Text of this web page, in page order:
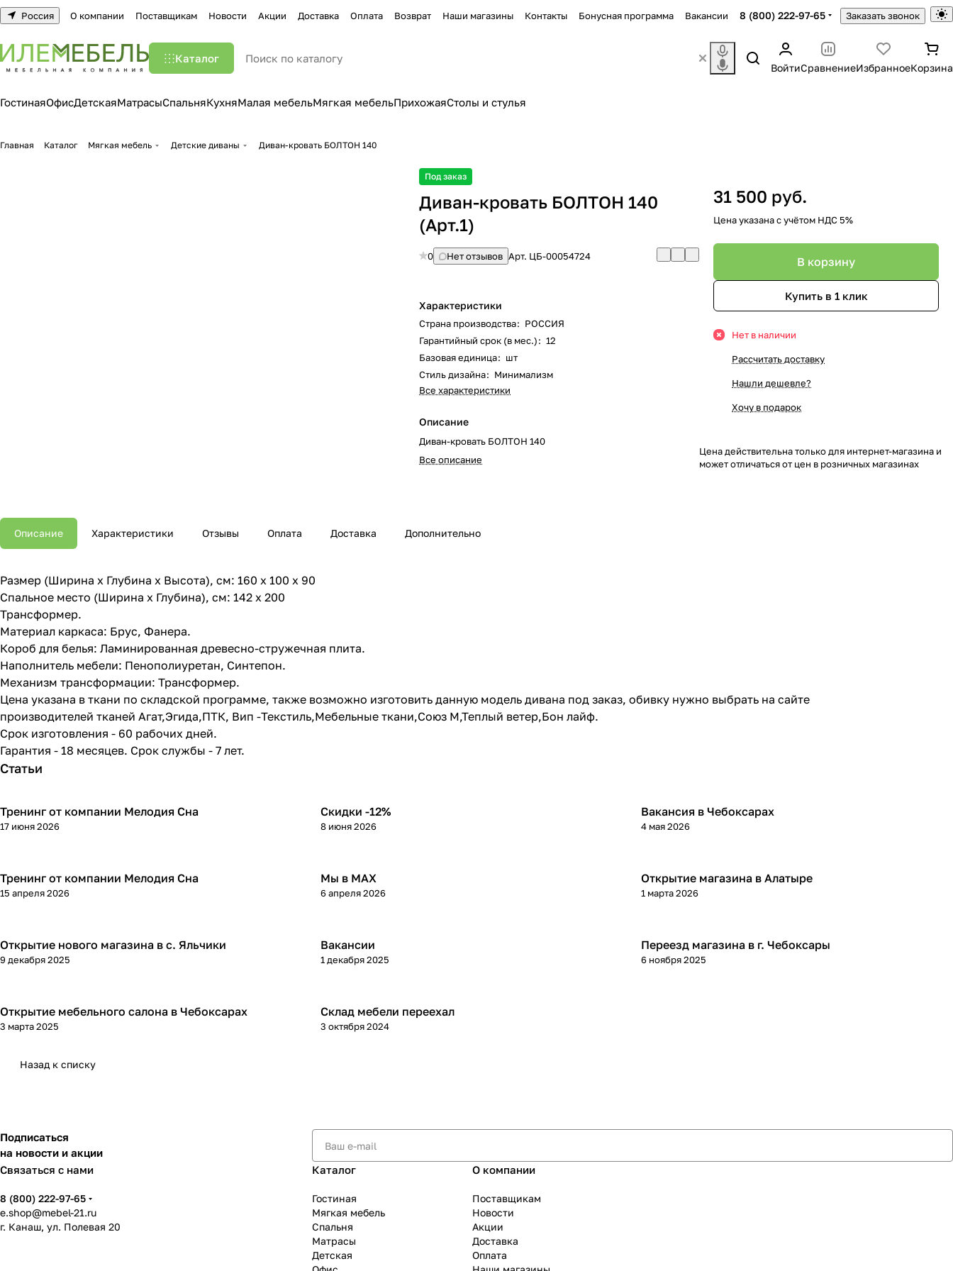
Россия О компании Поставщикам Новости Акции Доставка Оплата Возврат Наши магазины Контакты Бонусная программа Вакансии 8 (800) 222-97-65 Заказать звонок
Каталог
ВойтиСравнениеИзбранноеКорзина
ГостинаяОфисДетскаяМатрасыСпальняКухняМалая мебельМягкая мебельПрихожаяСтолы и стулья
Главная Каталог Мягкая мебель Детские диваны Диван-кровать БОЛТОН 140
Под заказ
Диван-кровать БОЛТОН 140
(Арт.1)
0 Нет отзывов Арт. ЦБ-00054724
Характеристики
Страна производства: РОССИЯ
Гарантийный срок (в мес.): 12
Базовая единица: шт
Стиль дизайна: Минимализм
Все характеристики
Описание
Диван-кровать БОЛТОН 140
Все описание
31 500 руб.
Цена указана с учётом НДС 5%
В корзину
Купить в 1 клик
Нет в наличии
Рассчитать доставку
Нашли дешевле?
Хочу в подарок
Цена действительна только для интернет-магазина и
может отличаться от цен в розничных магазинах
Описание Характеристики Отзывы Оплата Доставка Дополнительно
Размер (Ширина х Глубина х Высота), см: 160 х 100 х 90
Спальное место (Ширина х Глубина), см: 142 х 200
Трансформер.
Материал каркаса: Брус, Фанера.
Короб для белья: Ламинированная древесно-стружечная плита.
Наполнитель мебели: Пенополиуретан, Синтепон.
Механизм трансформации: Трансформер.
Цена указана в ткани по складской программе, также возможно изготовить данную модель дивана под заказ, обивку нужно выбрать на сайте
производителей тканей Агат,Эгида,ПТК, Вип -Текстиль,Мебельные ткани,Союз М,Теплый ветер,Бон лайф.
Срок изготовления - 60 рабочих дней.
Гарантия - 18 месяцев. Срок службы - 7 лет.
Статьи
Тренинг от компании Мелодия Сна
17 июня 2026
Скидки -12%
8 июня 2026
Вакансия в Чебоксарах
4 мая 2026
Тренинг от компании Мелодия Сна
15 апреля 2026
Мы в МАХ
6 апреля 2026
Открытие магазина в Алатыре
1 марта 2026
Открытие нового магазина в с. Яльчики
9 декабря 2025
Вакансии
1 декабря 2025
Переезд магазина в г. Чебоксары
6 ноября 2025
Открытие мебельного салона в Чебоксарах
3 марта 2025
Склад мебели переехал
3 октября 2024
Назад к списку
Подписаться
на новости и акции
Связаться с нами
8 (800) 222-97-65
e.shop@mebel-21.ru
г. Канаш, ул. Полевая 20
Каталог
Гостиная
Мягкая мебель
Спальня
Матрасы
Детская
О компании
Поставщикам
Новости
Акции
Доставка
Оплата